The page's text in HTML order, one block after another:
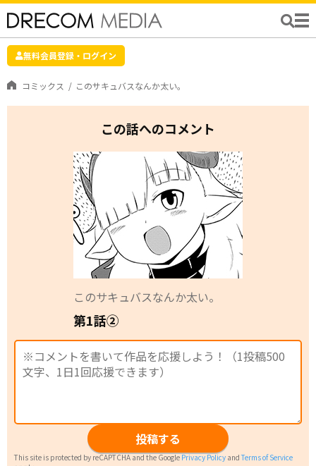
無料会員登録・ログイン
コミックス このサキュバスなんか太い。
この話へのコメント
このサキュバスなんか太い。
第1話②
投稿する
This site is protected by reCAPTCHA and the GooglePrivacy Policy andTerms of Service